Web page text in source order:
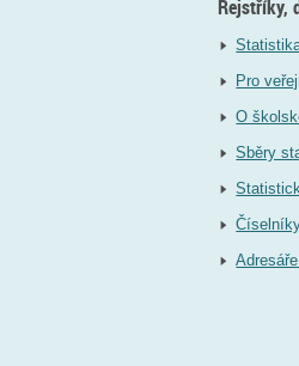
Rejstříky,
Pro
O
Sběry